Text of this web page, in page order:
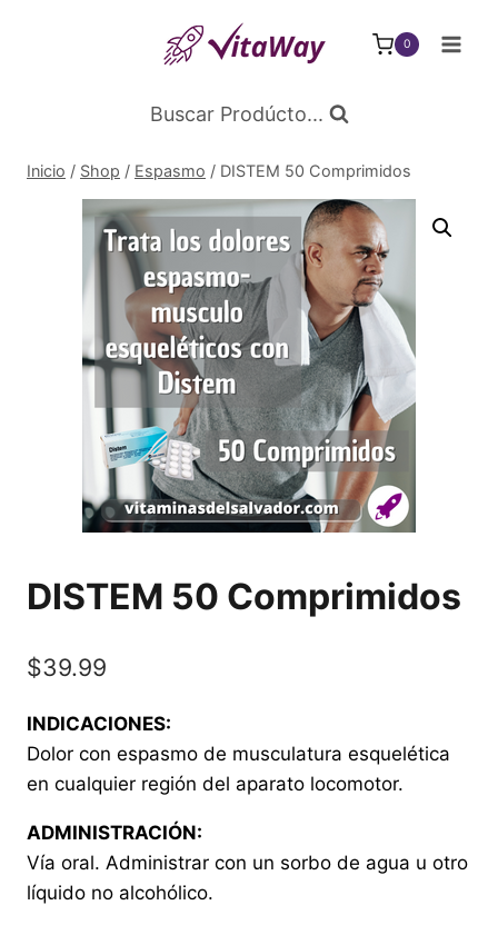
0
Buscar Prodúcto...
Inicio / Shop / Espasmo / DISTEM 50 Comprimidos
DISTEM 50 Comprimidos
$39.99
INDICACIONES:
Dolor con espasmo de musculatura esquelética
en cualquier región del aparato locomotor.
ADMINISTRACIÓN:
Vía oral. Administrar con un sorbo de agua u otro
líquido no alcohólico.